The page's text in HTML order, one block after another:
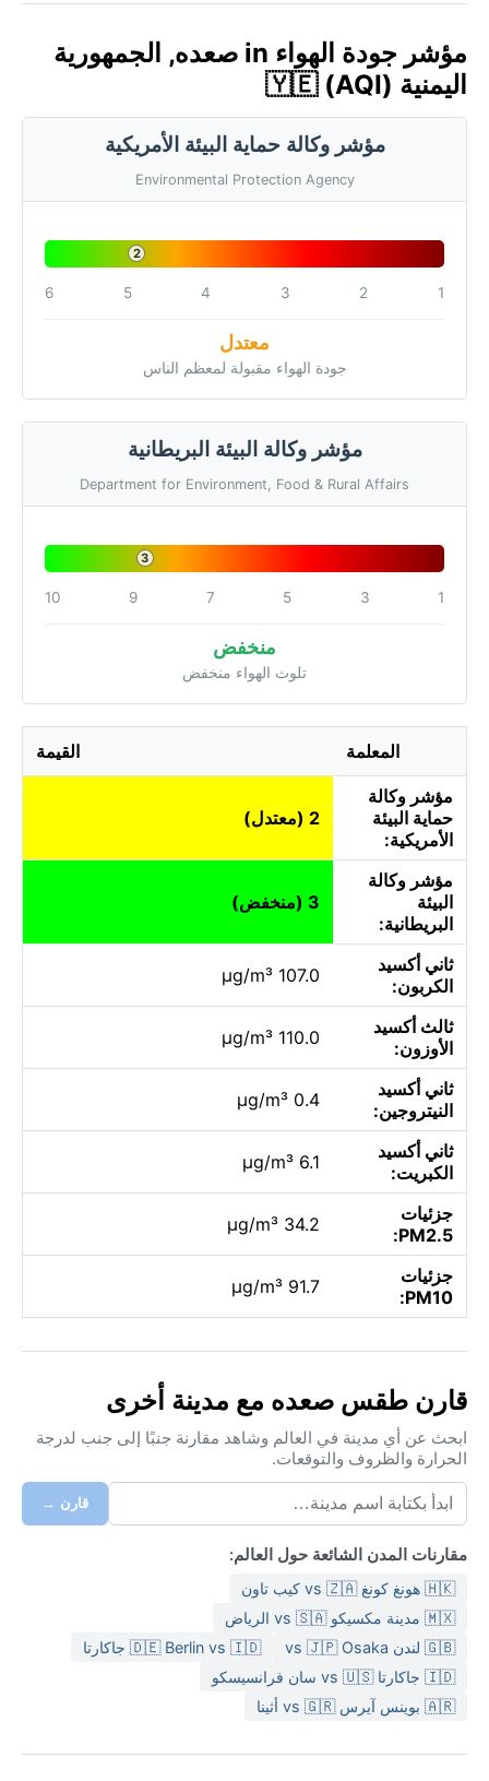
مؤشر جودة الهواء in صعده, الجمهورية
اليمنية 🇾🇪 (AQI)
مؤشر وكالة حماية البيئة الأمريكية
Environmental Protection Agency
2
1
2
3
4
5
6
معتدل
جودة الهواء مقبولة لمعظم الناس
مؤشر وكالة البيئة البريطانية
Department for Environment, Food & Rural Affairs
3
1
3
5
7
9
10
منخفض
تلوث الهواء منخفض
المعلمة القيمة
مؤشر وكالة
حماية البيئة
الأمريكية:
2 (معتدل)
مؤشر وكالة
البيئة
البريطانية:
3 (منخفض)
ثاني أكسيد
الكربون:
107.0 µg/m³
ثالث أكسيد
الأوزون:
110.0 µg/m³
ثاني أكسيد
النيتروجين:
0.4 µg/m³
ثاني أكسيد
الكبريت:
6.1 µg/m³
جزئيات
PM2.5:
34.2 µg/m³
جزئيات
PM10:
91.7 µg/m³
قارن طقس صعده مع مدينة أخرى
ابحث عن أي مدينة في العالم وشاهد مقارنة جنبًا إلى جنب لدرجة
الحرارة والظروف والتوقعات.
قارن →
مقارنات المدن الشائعة حول العالم:
🇭🇰 هونغ كونغ vs 🇿🇦 كيب تاون
🇲🇽 مدينة مكسيكو vs 🇸🇦 الرياض
🇬🇧 لندن vs 🇯🇵 Osaka
🇩🇪 Berlin vs 🇮🇩 جاكارتا
🇮🇩 جاكارتا vs 🇺🇸 سان فرانسيسكو
🇦🇷 بوينس آيرس vs 🇬🇷 أثينا